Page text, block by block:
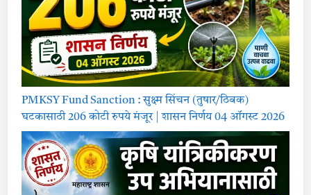
PMKSY Fund Sanction : सुक्ष्म सिंचन (तुषार/ठिबक)
घटकासाठी 206 कोटी रुपये मंजूर | शासन निर्णय 04 ऑगस्ट 2026